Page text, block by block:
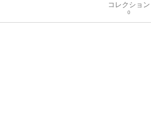
コレクション
0